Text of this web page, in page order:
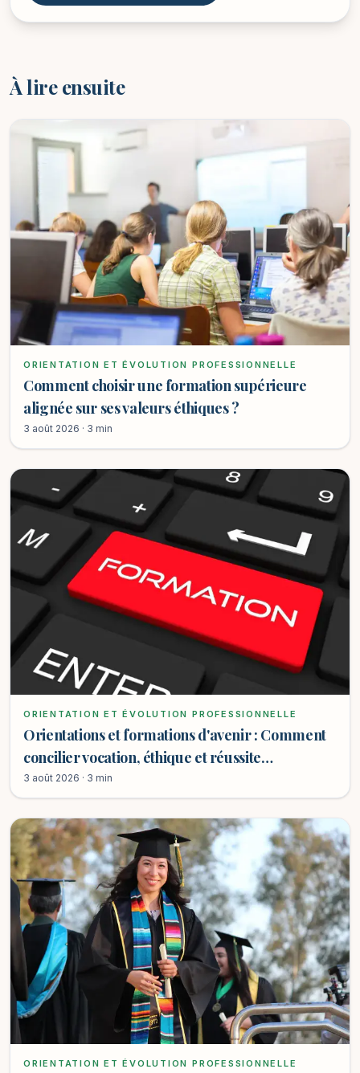
À lire ensuite
ORIENTATION ET ÉVOLUTION PROFESSIONNELLE
Comment choisir une formation supérieure
alignée sur ses valeurs éthiques ?
3 août 2026 · 3 min
ORIENTATION ET ÉVOLUTION PROFESSIONNELLE
Orientations et formations d'avenir : Comment
concilier vocation, éthique et réussite
professionnelle ?
3 août 2026 · 3 min
ORIENTATION ET ÉVOLUTION PROFESSIONNELLE